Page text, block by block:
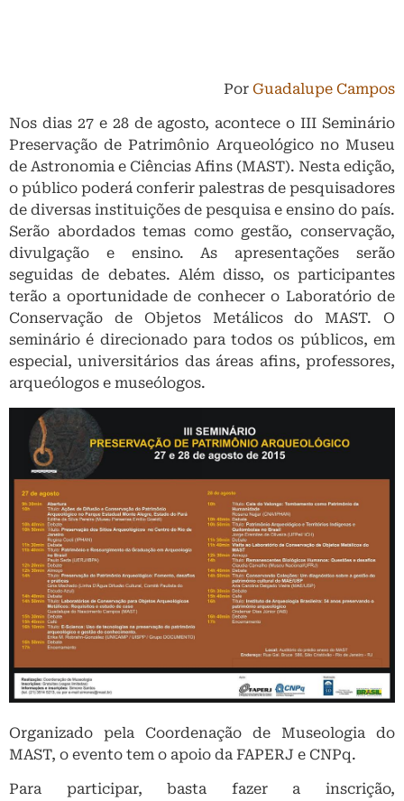
Por Guadalupe Campos
Nos dias 27 e 28 de agosto, acontece o III Seminário
Preservação de Patrimônio Arqueológico no Museu
de Astronomia e Ciências Afins (MAST). Nesta edição,
o público poderá conferir palestras de pesquisadores
de diversas instituições de pesquisa e ensino do país.
Serão abordados temas como gestão, conservação,
divulgação e ensino. As apresentações serão
seguidas de debates. Além disso, os participantes
terão a oportunidade de conhecer o Laboratório de
Conservação de Objetos Metálicos do MAST. O
seminário é direcionado para todos os públicos, em
especial, universitários das áreas afins, professores,
arqueólogos e museólogos.
Organizado pela Coordenação de Museologia do
MAST, o evento tem o apoio da FAPERJ e CNPq.
Para participar, basta fazer a inscrição,